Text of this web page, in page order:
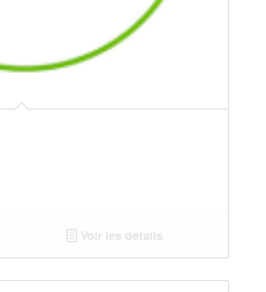
Voir les détails